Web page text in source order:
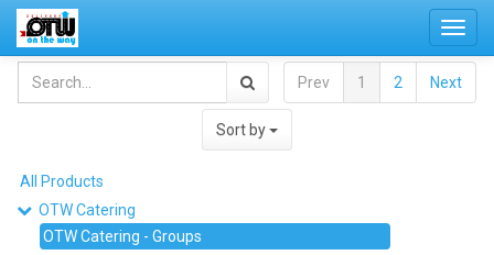
Prev
1 2 Next
Sort by
All Products
OTW Catering
OTW Catering - Groups